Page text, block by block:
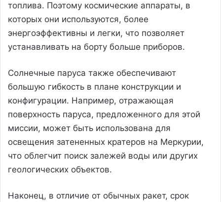
топлива. Поэтому космические аппараты, в
которых они используются, более
энергоэффективны и легки, что позволяет
устанавливать на борту больше приборов.
Солнечные паруса также обеспечивают
большую гибкость в плане конструкции и
конфигурации. Например, отражающая
поверхность паруса, предложенного для этой
миссии, может быть использована для
освещения затененных кратеров на Меркурии,
что облегчит поиск залежей воды или других
геологических объектов.
Наконец, в отличие от обычных ракет, срок